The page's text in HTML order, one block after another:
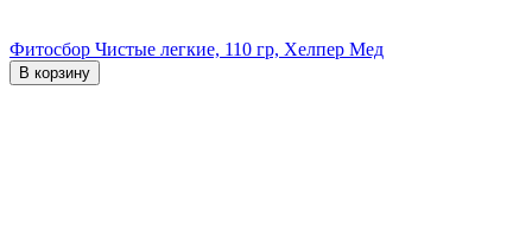
Фитосбор Чистые легкие, 110 гр, Хелпер Мед
В корзину